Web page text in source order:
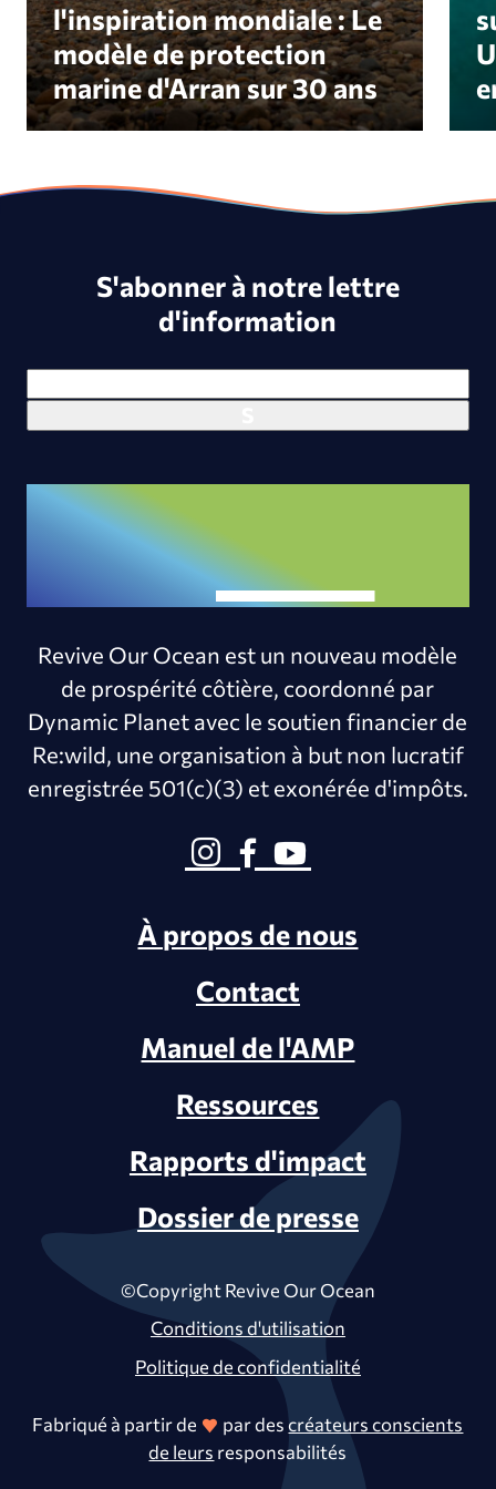
l'inspiration mondiale : Le
modèle de protection
marine d'Arran sur 30 ans
S'abonner à notre lettre
d'information
Revive Our Ocean est un nouveau modèle
de prospérité côtière, coordonné par
Dynamic Planet avec le soutien financier de
Re:wild, une organisation à but non lucratif
enregistrée 501(c)(3) et exonérée d'impôts.
À propos de nous
Contact
Manuel de l'AMP
Ressources
Rapports d'impact
Dossier de presse
©Copyright Revive Our Ocean
Conditions d'utilisation
Politique de confidentialité
Fabriqué à partir de par descréateurs conscients
de leurs responsabilités